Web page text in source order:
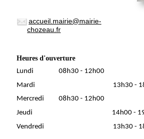
accueil.mairie@mairie-
chozeau.fr
Heures d'ouverture
Lundi 08h30 - 12h00
Mardi 13h30 -
Mercredi 08h30 - 12h00
Jeudi 14h00 -
Vendredi 13h30 -